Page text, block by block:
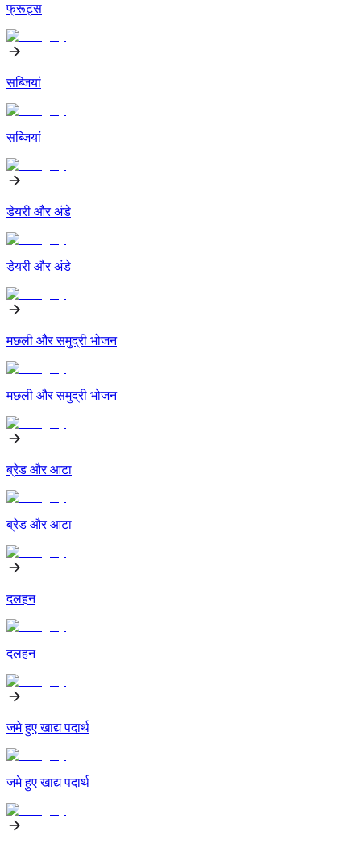
फ्रूट्स
सब्जियां
सब्जियां
डेयरी और अंडे
डेयरी और अंडे
मछली और समुद्री भोजन
मछली और समुद्री भोजन
ब्रेड और आटा
ब्रेड और आटा
दलहन
दलहन
जमे हुए खाद्य पदार्थ
जमे हुए खाद्य पदार्थ